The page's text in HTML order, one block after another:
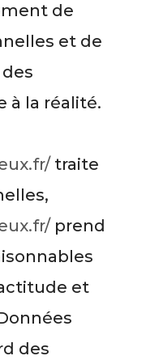
de
et de
à la réalité.
traite
prend
et
des